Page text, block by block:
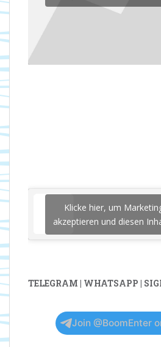
Klicke hier, um
akzeptieren und diesen
TELEGRAM | WHATSAPP |
Join @BoomEnter